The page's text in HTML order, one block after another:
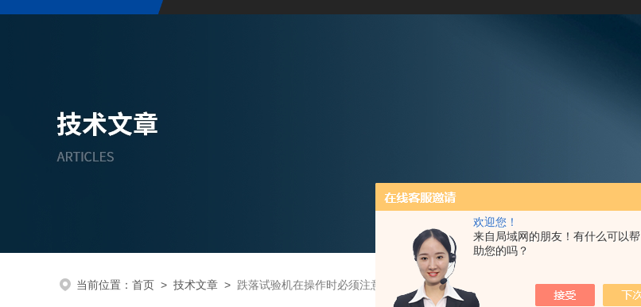
欢迎您！
来自局域网的朋友！有什么可以帮
助您的吗？
当前位置： 首页 > 技术文章 > 跌落试验机在操作时必须注意的几点